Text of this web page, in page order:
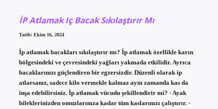
İP Atlamak Iç Bacak Sıkılaştırır Mı
Tarih: Ekim 16, 2024
İp atlamak bacakları sıkılaştırır mı? İp atlamak özellikle karın
bölgesindeki ve çevresindeki yağları yakmada etkilidir. Ayrıca
bacaklarınızı güçlendiren bir egzersizdir. Düzenli olarak ip
atlarsanız, sadece kilo vermekle kalmaz aynı zamanda kas da
inşa edebilirsiniz. İp atlamak vücudu şekillendirir mi? · Ayak
bileklerinizden omuzlarınıza kadar tüm kaslarınızı çalıştırır. ·